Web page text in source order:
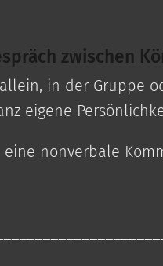
zwischen
in der Gruppe
eigene
nonverbale